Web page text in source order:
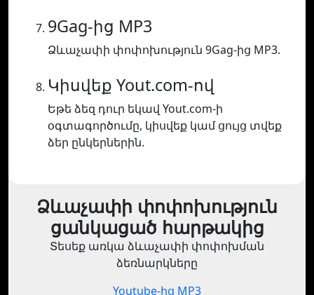
9Gag-ից MP3
Ձևաչափի փոփոխություն 9Gag-ից MP3.
Կիսվեք Yout.com-ով
Եթե ձեզ դուր եկավ Yout.com-ի
օգտագործումը, կիսվեք կամ ցույց տվեք
ձեր ընկերներին.
Ձևաչափի փոփոխություն
ցանկացած հարթակից
Տեսեք առկա ձևաչափի փոփոխման
ձեռնարկները
Youtube-ից MP3